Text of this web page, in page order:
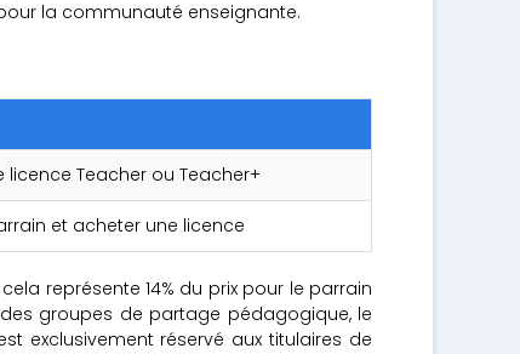
la communauté enseignante.
licence Teacher ou Teacher+
et acheter une licence
représente 14% du prix pour le parrain
groupes de partage pédagogique, le
exclusivement réservé aux titulaires de